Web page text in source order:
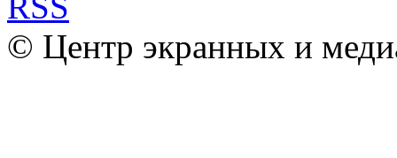
© Центр экранных и